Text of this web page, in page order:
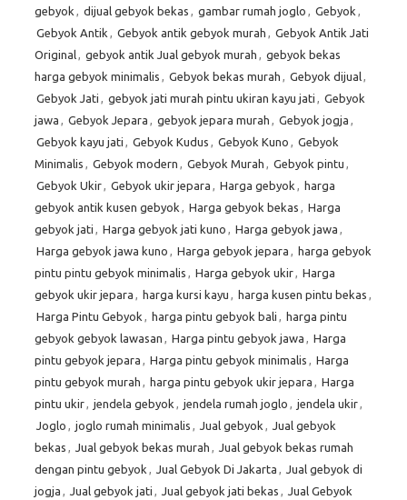
gebyok , dijual gebyok bekas , gambar rumah joglo , Gebyok ,
Gebyok Antik , Gebyok antik gebyok murah , Gebyok Antik Jati
Original, gebyok antik Jual gebyok murah , gebyok bekas
harga gebyok minimalis , Gebyok bekas murah , Gebyok dijual,
Gebyok Jati , gebyok jati murah pintu ukiran kayu jati , Gebyok
jawa , Gebyok Jepara , gebyok jepara murah , Gebyok jogja ,
Gebyok kayu jati , Gebyok Kudus , Gebyok Kuno , Gebyok
Minimalis , Gebyok modern , Gebyok Murah , Gebyok pintu ,
Gebyok Ukir, Gebyok ukir jepara , Harga gebyok , harga
gebyok antik kusen gebyok , Harga gebyok bekas , Harga
gebyok jati , Harga gebyok jati kuno , Harga gebyok jawa ,
Harga gebyok jawa kuno , Harga gebyok jepara , harga gebyok
pintu pintu gebyok minimalis , Harga gebyok ukir, Harga
gebyok ukir jepara , harga kursi kayu , harga kusen pintu bekas ,
Harga Pintu Gebyok , harga pintu gebyok bali , harga pintu
gebyok gebyok lawasan , Harga pintu gebyok jawa , Harga
pintu gebyok jepara , Harga pintu gebyok minimalis , Harga
pintu gebyok murah , harga pintu gebyok ukir jepara , Harga
pintu ukir, jendela gebyok , jendela rumah joglo , jendela ukir,
Joglo , joglo rumah minimalis , Jual gebyok , Jual gebyok
bekas , Jual gebyok bekas murah , Jual gebyok bekas rumah
dengan pintu gebyok , Jual Gebyok Di Jakarta , Jual gebyok di
jogja , Jual gebyok jati , Jual gebyok jati bekas , Jual Gebyok